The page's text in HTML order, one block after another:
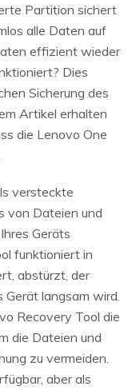
Partition sichert
alle Daten auf
effizient wieder
Dies
Sicherung des
Artikel erhalten
die Lenovo One
versteckte
von Dateien und
Geräts
funktioniert in
abstürzt, der
langsam wird.
Recovery Tool die
die Dateien und
zu vermeiden.
aber als